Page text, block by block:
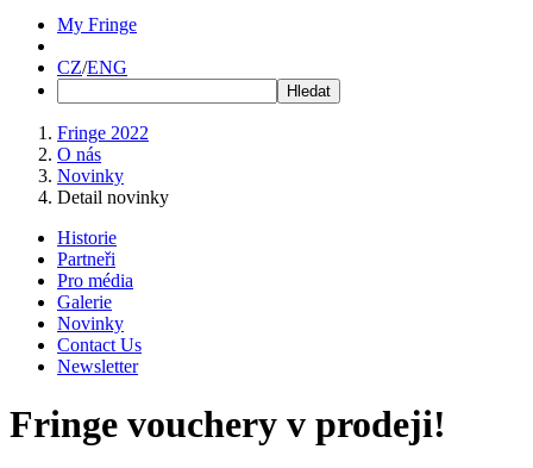
My Fringe
CZ/ENG
Fringe 2022
O nás
Novinky
Detail novinky
Historie
Partneři
Pro média
Galerie
Novinky
Contact Us
Newsletter
Fringe vouchery v prodeji!